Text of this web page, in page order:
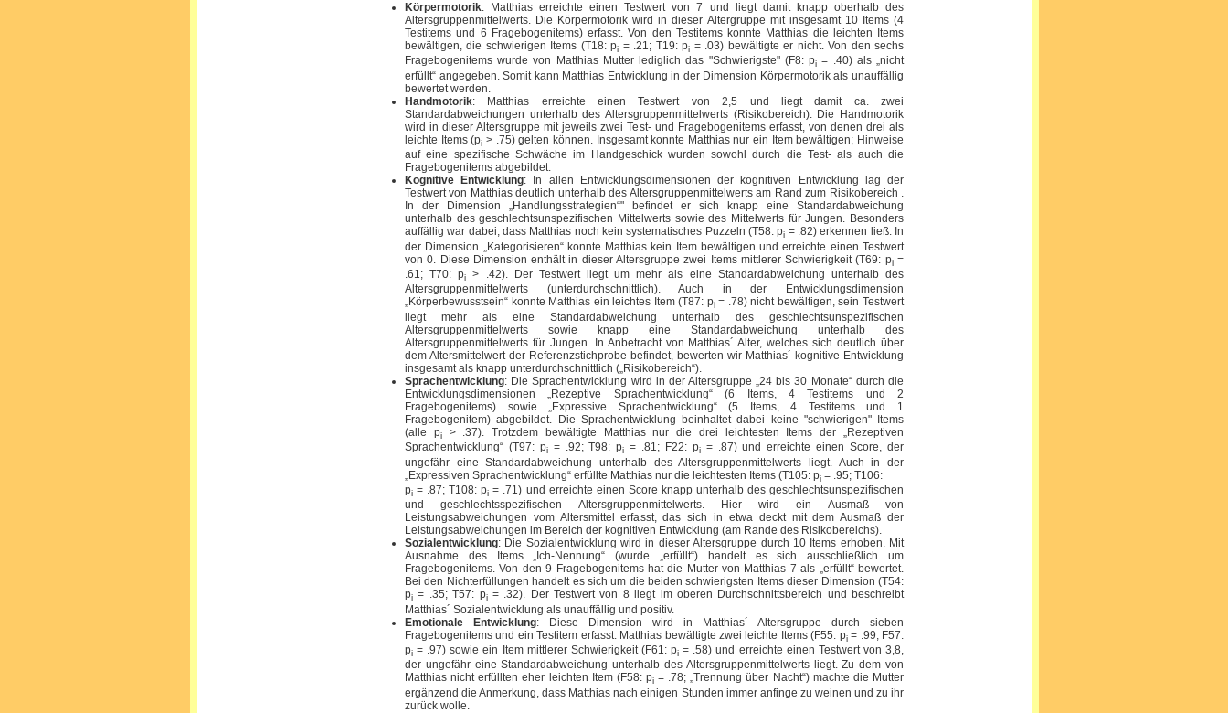
Körpermotorik: Matthias erreichte einen Testwert von 7 und liegt damit knapp oberhalb des
Altersgruppenmittelwerts. Die Körpermotorik wird in dieser Altergruppe mit insgesamt 10 Items (4
Testitems und 6 Fragebogenitems) erfasst. Von den Testitems konnte Matthias die leichten Items
bewältigen, die schwierigen Items (T18: pi = .21; T19: pi = .03) bewältigte er nicht. Von den sechs
Fragebogenitems wurde von Matthias Mutter lediglich das "Schwierigste" (F8: pi = .40) als „nicht
erfüllt“ angegeben. Somit kann Matthias Entwicklung in der Dimension Körpermotorik als unauffällig
bewertet werden.
Handmotorik: Matthias erreichte einen Testwert von 2,5 und liegt damit ca. zwei
Standardabweichungen unterhalb des Altersgruppenmittelwerts (Risikobereich). Die Handmotorik
wird in dieser Altersgruppe mit jeweils zwei Test- und Fragebogenitems erfasst, von denen drei als
leichte Items (pi > .75) gelten können. Insgesamt konnte Matthias nur ein Item bewältigen; Hinweise
auf eine spezifische Schwäche im Handgeschick wurden sowohl durch die Test- als auch die
Fragebogenitems abgebildet.
Kognitive Entwicklung: In allen Entwicklungsdimensionen der kognitiven Entwicklung lag der
Testwert von Matthias deutlich unterhalb des Altersgruppenmittelwerts am Rand zum Risikobereich .
In der Dimension „Handlungsstrategien“" befindet er sich knapp eine Standardabweichung
unterhalb des geschlechtsunspezifischen Mittelwerts sowie des Mittelwerts für Jungen. Besonders
auffällig war dabei, dass Matthias noch kein systematisches Puzzeln (T58: pi = .82) erkennen ließ. In
der Dimension „Kategorisieren“ konnte Matthias kein Item bewältigen und erreichte einen Testwert
von 0. Diese Dimension enthält in dieser Altersgruppe zwei Items mittlerer Schwierigkeit (T69: pi=
.61; T70: pi
> .42). Der Testwert liegt um mehr als eine Standardabweichung unterhalb des
Altersgruppenmittelwerts (unterdurchschnittlich). Auch in der Entwicklungsdimension
„Körperbewusstsein“ konnte Matthias ein leichtes Item (T87: pi= .78) nicht bewältigen, sein Testwert
liegt mehr als eine Standardabweichung unterhalb des geschlechtsunspezifischen
Altersgruppenmittelwerts sowie knapp eine Standardabweichung unterhalb des
Altersgruppenmittelwerts für Jungen. In Anbetracht von Matthias´ Alter, welches sich deutlich über
dem Altersmittelwert der Referenzstichprobe befindet, bewerten wir Matthias´ kognitive Entwicklung
insgesamt als knapp unterdurchschnittlich („Risikobereich“).
Sprachentwicklung: Die Sprachentwicklung wird in der Altersgruppe „24 bis 30 Monate“ durch die
Entwicklungsdimensionen „Rezeptive Sprachentwicklung“ (6 Items, 4 Testitems und 2
Fragebogenitems) sowie „Expressive Sprachentwicklung“ (5 Items, 4 Testitems und 1
Fragebogenitem) abgebildet. Die Sprachentwicklung beinhaltet dabei keine "schwierigen" Items
(alle pi> .37). Trotzdem bewältigte Matthias nur die drei leichtesten Items der „Rezeptiven
Sprachentwicklung“ (T97: pi= .92; T98: pi = .81; F22: pi= .87) und erreichte einen Score, der
ungefähr eine Standardabweichung unterhalb des Altersgruppenmittelwerts liegt. Auch in der
„Expressiven Sprachentwicklung“ erfüllte Matthias nur die leichtesten Items (T105: pi = .95; T106:
pi = .87; T108: pi = .71) und erreichte einen Score knapp unterhalb des geschlechtsunspezifischen
und geschlechtsspezifischen Altersgruppenmittelwerts. Hier wird ein Ausmaß von
Leistungsabweichungen vom Altersmittel erfasst, das sich in etwa deckt mit dem Ausmaß der
Leistungsabweichungen im Bereich der kognitiven Entwicklung (am Rande des Risikobereichs).
Sozialentwicklung: Die Sozialentwicklung wird in dieser Altersgruppe durch 10 Items erhoben. Mit
Ausnahme des Items „Ich-Nennung“ (wurde „erfüllt“) handelt es sich ausschließlich um
Fragebogenitems. Von den 9 Fragebogenitems hat die Mutter von Matthias 7 als „erfüllt“ bewertet.
Bei den Nichterfüllungen handelt es sich um die beiden schwierigsten Items dieser Dimension (T54:
pi = .35; T57: pi= .32). Der Testwert von 8 liegt im oberen Durchschnittsbereich und beschreibt
Matthias´ Sozialentwicklung als unauffällig und positiv.
Emotionale Entwicklung: Diese Dimension wird in Matthias´ Altersgruppe durch sieben
Fragebogenitems und ein Testitem erfasst. Matthias bewältigte zwei leichte Items (F55: pi= .99; F57:
pi = .97) sowie ein Item mittlerer Schwierigkeit (F61: pi = .58) und erreichte einen Testwert von 3,8,
der ungefähr eine Standardabweichung unterhalb des Altersgruppenmittelwerts liegt. Zu dem von
Matthias nicht erfüllten eher leichten Item (F58: pi= .78; „Trennung über Nacht“) machte die Mutter
ergänzend die Anmerkung, dass Matthias nach einigen Stunden immer anfinge zu weinen und zu ihr
zurück wolle.